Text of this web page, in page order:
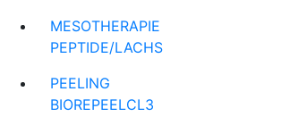
MESOTHERAPIE
PEPTIDE/LACHS
PEELING
BIOREPEELCL3